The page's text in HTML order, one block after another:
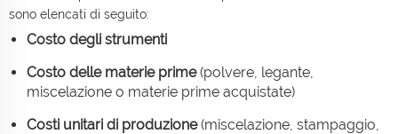
sono elencati di seguito:
Costo degli strumenti
Costo delle materie prime(polvere, legante,
miscelazione o materie prime acquistate)
Costi unitari di produzione(miscelazione, stampaggio,